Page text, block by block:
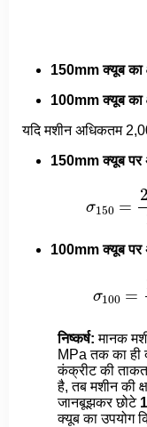
150mm क्यूब का
100mm क्यूब का
यदि मशीन अधिकतम
150mm क्यूब
×
100mm क्यूब
निष्कर्ष: मानक
MPa तक का ही
कंक्रीट की
है, तब मशीन की
जानबूझकर छोटे
क्यूब का उपयोग